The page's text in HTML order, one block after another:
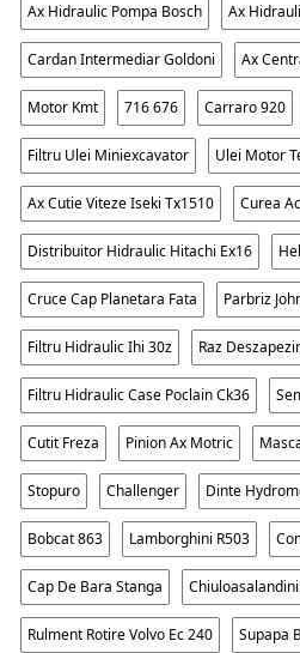
Ax Hidraulic Pompa Bosch Ax
Cardan Intermediar Goldoni Ax
Motor Kmt 716 676 Carraro 920
Filtru Ulei Miniexcavator Ulei Motor
Ax Cutie Viteze Iseki Tx1510 Curea
Distribuitor Hidraulic Hitachi Ex16
Cruce Cap Planetara Fata Parbriz
Filtru Hidraulic Ihi 30z Raz
Filtru Hidraulic Case Poclain Ck36
Cutit Freza Pinion Ax Motric
Stopuro Challenger Dinte
Bobcat 863 Lamborghini R503
Cap De Bara Stanga
Rulment Rotire Volvo Ec 240 Supapa